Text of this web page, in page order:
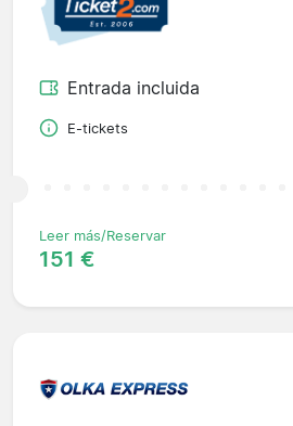
Entrada incluida
E-tickets
Leer más/Reservar
151 €